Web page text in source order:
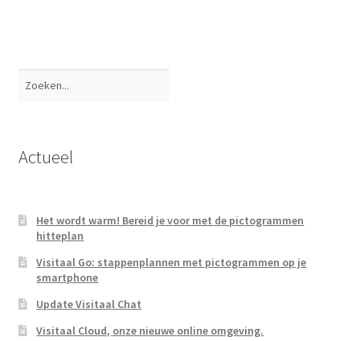
Actueel
Het wordt warm! Bereid je voor met de pictogrammen
hitteplan
Visitaal Go: stappenplannen met pictogrammen op je
smartphone
Update Visitaal Chat
Visitaal Cloud, onze nieuwe online omgeving.